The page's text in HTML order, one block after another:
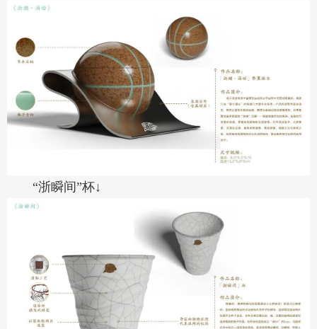
“浙瞬间”杯↓